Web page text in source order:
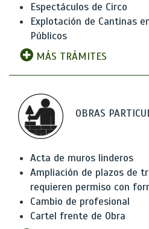
Espectáculos de Circo
Explotación de Cantinas
Públicos
MÁS TRÁMITES
OBRAS
Acta de muros linderos
Ampliación de plazos de
requieren permiso con
Cambio de profesional
Cartel frente de Obra